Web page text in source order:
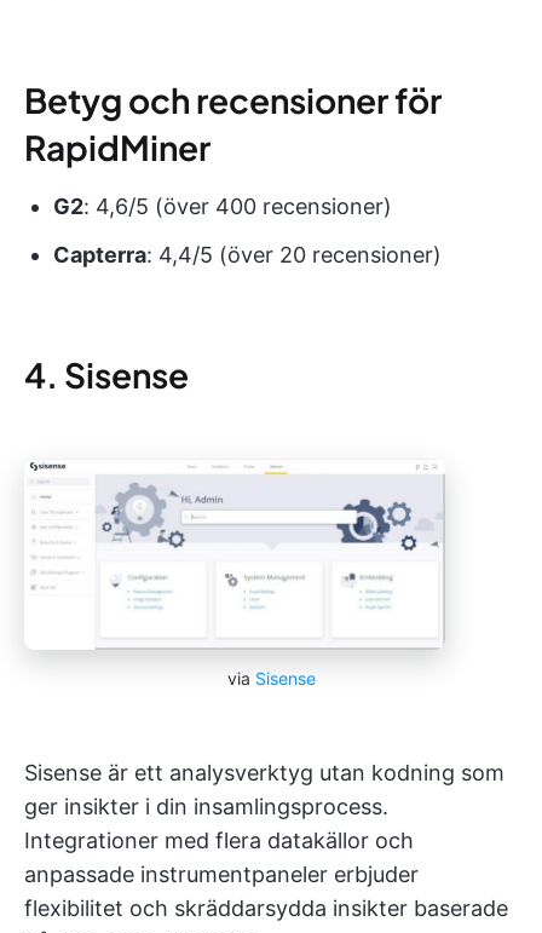
Betyg och recensioner för
RapidMiner
G2: 4,6/5 (över 400 recensioner)
Capterra: 4,4/5 (över 20 recensioner)
4. Sisense
via Sisense
Sisense är ett analysverktyg utan kodning som
ger insikter i din insamlingsprocess.
Integrationer med flera datakällor och
anpassade instrumentpaneler erbjuder
flexibilitet och skräddarsydda insikter baserade